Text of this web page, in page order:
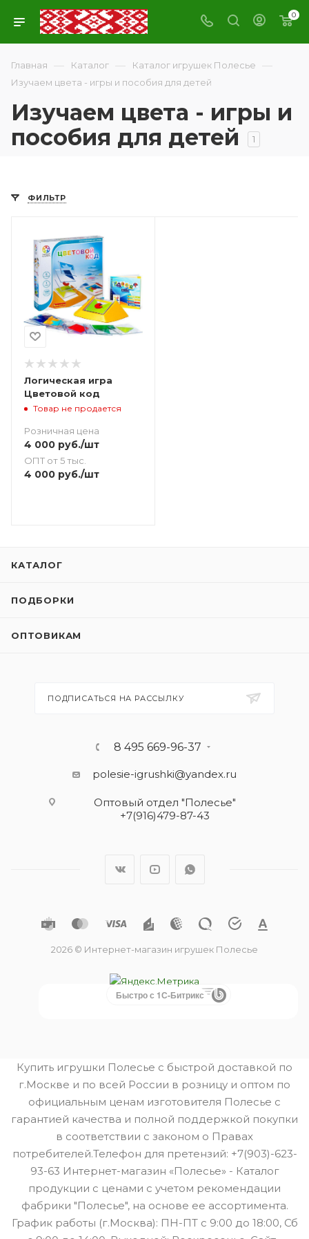
0
Главная — Каталог — Каталог игрушек Полесье —
Изучаем цвета - игры и пособия для детей
Изучаем цвета - игры и
пособия для детей
1
ФИЛЬТР
Логическая игра
Цветовой код
Товар не продается
Розничная цена
4 000 руб./шт
ОПТ от 5 тыс.
4 000 руб./шт
КАТАЛОГ
ПОДБОРКИ
ОПТОВИКАМ
ПОДПИСАТЬСЯ НА РАССЫЛКУ
8 495 669-96-37
polesie-igrushki@yandex.ru
Оптовый отдел "Полесье"
+7(916)479-87-43
2026 © Интернет-магазин игрушек Полесье
Быстро с 1С-Битрикс
Купить игрушки Полесье с быстрой доставкой по
г.Москве и по всей России в розницу и оптом по
официальным ценам изготовителя Полесье с
гарантией качества и полной поддержкой покупки
в соответствии с законом о Правах
потребителей.Телефон для претензий: +7(903)-623-
93-63 Интернет-магазин «Полесье» - Каталог
продукции с ценами с учетом рекомендации
фабрики "Полесье", на основе ее ассортимента.
График работы (г.Москва): ПН-ПТ с 9:00 до 18:00, Сб